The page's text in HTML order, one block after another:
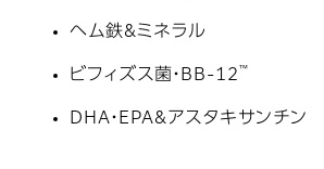
ヘム鉄&ミネラル
ビフィズス菌・BB-12 ™
DHA・EPA&アスタキサンチン